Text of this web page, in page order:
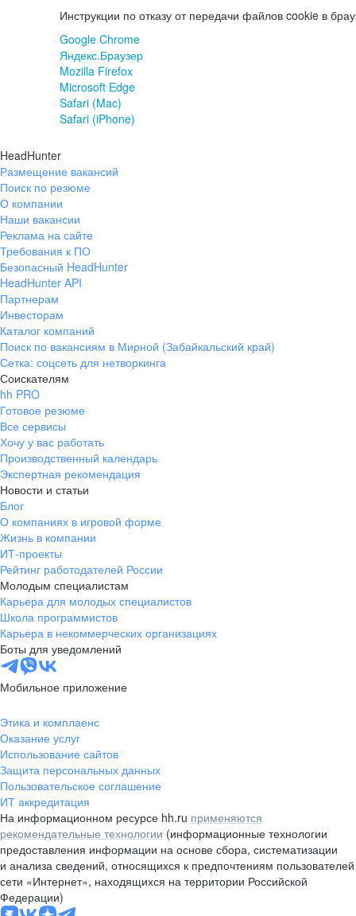
Инструкции по отказу от передачи файлов cookie в
Google Chrome
Яндекс.Браузер
Mozilla Firefox
Microsoft Edge
Safari (Mac)
Safari (iPhone)
HeadHunter
Размещение вакансий
Поиск по резюме
О компании
Наши вакансии
Реклама на сайте
Требования к ПО
Безопасный HeadHunter
HeadHunter API
Партнерам
Инвесторам
Каталог компаний
Поиск по вакансиям в Мирной (Забайкальский край)
Сетка: соцсеть для нетворкинга
Соискателям
hh PRO
Готовое резюме
Все сервисы
Хочу у вас работать
Производственный календарь
Экспертная рекомендация
Новости и статьи
Блог
О компаниях в игровой форме
Жизнь в компании
ИТ-проекты
Рейтинг работодателей России
Молодым специалистам
Карьера для молодых специалистов
Школа программистов
Карьера в некоммерческих организациях
Боты для уведомлений
Мобильное приложение
Этика и комплаенс
Оказание услуг
Использование сайтов
Защита персональных данных
Пользовательское соглашение
ИТ аккредитация
На информационном ресурсе hh.ru применяются
рекомендательные технологии (информационные технологии
предоставления информации на основе сбора, систематизации
и анализа сведений, относящихся к предпочтениям пользователей
сети «Интернет», находящихся на территории Российской
Федерации)